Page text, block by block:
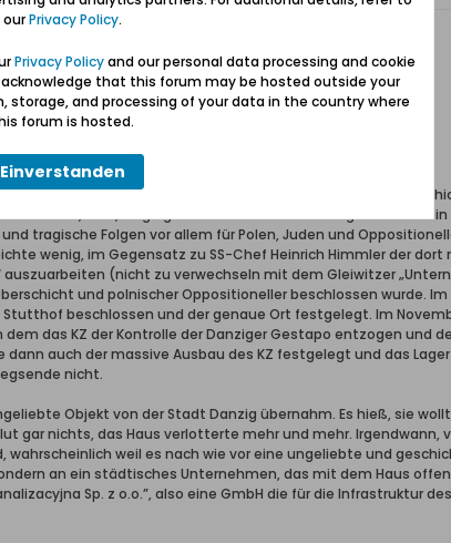
Stätte in der ehemaligen Freien Stadt Danzig an dem
nein, es gingen dort Personen der Zeitgeschichte
tragische Folgen vor allem für Polen, Juden und
wenig, im Gegensatz zu SS-Chef Heinrich Himmler der dort
(nicht zu verwechseln mit dem Gleiwitzer
und polnischer Oppositioneller beschlossen wurde. Im
beschlossen und der genaue Ort festgelegt. Im
das KZ der Kontrolle der Danziger Gestapo entzogen und
auch der massive Ausbau des KZ festgelegt und das
nicht.
Objekt von der Stadt Danzig übernahm. Es hieß, sie
gar nichts, das Haus verlotterte mehr und mehr. Irgendwann,
wahrscheinlich weil es nach wie vor eine ungeliebte und
an ein städtisches Unternehmen, das mit dem Haus
Sp. z o.o.”, also eine GmbH die für die Infrastruktur
ourPrivacy Policy.
Privacy Policyand our personal data processing and cookie
that this forum may be hosted outside your
and processing of your data in the country where
forum is hosted.
Einverstanden